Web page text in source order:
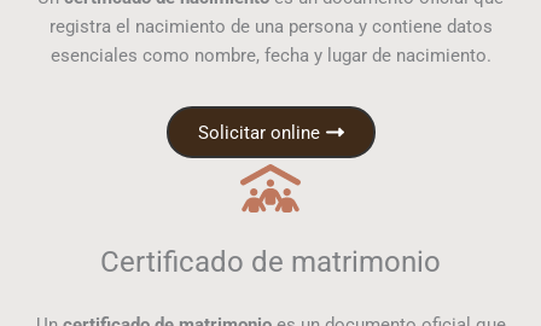
registra el nacimiento de una persona y contiene datos
esenciales como nombre, fecha y lugar de nacimiento.
Solicitar online
Certificado de matrimonio